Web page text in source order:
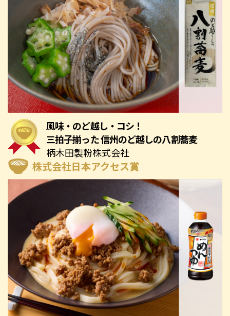
風味・のど越し・コシ！
三拍子揃った 信州のど越しの八割蕎麦
柄木田製粉株式会社
株式会社日本アクセス賞